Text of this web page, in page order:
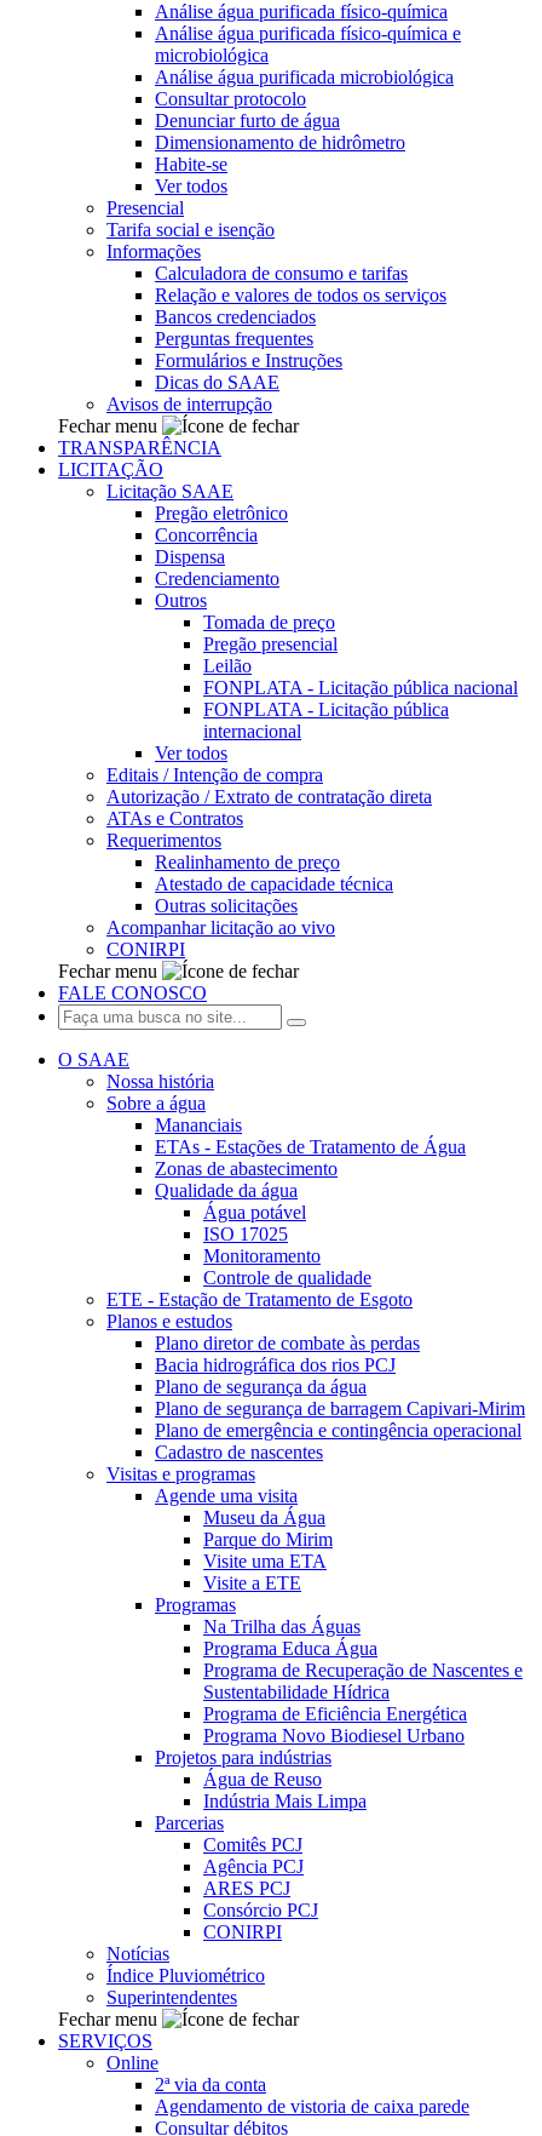
Análise água purificada físico-química
Análise água purificada físico-química e
microbiológica
Análise água purificada microbiológica
Consultar protocolo
Denunciar furto de água
Dimensionamento de hidrômetro
Habite-se
Ver todos
Presencial
Tarifa social e isenção
Informações
Calculadora de consumo e tarifas
Relação e valores de todos os serviços
Bancos credenciados
Perguntas frequentes
Formulários e Instruções
Dicas do SAAE
Avisos de interrupção
Fechar menu
TRANSPARÊNCIA
LICITAÇÃO
Licitação SAAE
Pregão eletrônico
Concorrência
Dispensa
Credenciamento
Outros
Tomada de preço
Pregão presencial
Leilão
FONPLATA - Licitação pública nacional
FONPLATA - Licitação pública
internacional
Ver todos
Editais / Intenção de compra
Autorização / Extrato de contratação direta
ATAs e Contratos
Requerimentos
Realinhamento de preço
Atestado de capacidade técnica
Outras solicitações
Acompanhar licitação ao vivo
CONIRPI
Fechar menu
FALE CONOSCO
O SAAE
Nossa história
Sobre a água
Mananciais
ETAs - Estações de Tratamento de Água
Zonas de abastecimento
Qualidade da água
Água potável
ISO 17025
Monitoramento
Controle de qualidade
ETE - Estação de Tratamento de Esgoto
Planos e estudos
Plano diretor de combate às perdas
Bacia hidrográfica dos rios PCJ
Plano de segurança da água
Plano de segurança de barragem Capivari-Mirim
Plano de emergência e contingência operacional
Cadastro de nascentes
Visitas e programas
Agende uma visita
Museu da Água
Parque do Mirim
Visite uma ETA
Visite a ETE
Programas
Na Trilha das Águas
Programa Educa Água
Programa de Recuperação de Nascentes e
Sustentabilidade Hídrica
Programa de Eficiência Energética
Programa Novo Biodiesel Urbano
Projetos para indústrias
Água de Reuso
Indústria Mais Limpa
Parcerias
Comitês PCJ
Agência PCJ
ARES PCJ
Consórcio PCJ
CONIRPI
Notícias
Índice Pluviométrico
Superintendentes
Fechar menu
SERVIÇOS
Online
2ª via da conta
Agendamento de vistoria de caixa parede
Consultar débitos